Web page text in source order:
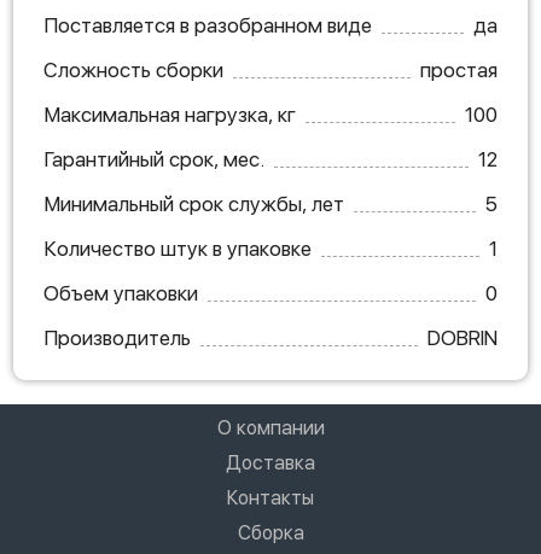
Поставляется в разобранном виде
да
Сложность сборки
простая
Максимальная нагрузка, кг
100
Гарантийный срок, мес.
12
Минимальный срок службы, лет
5
Количество штук в упаковке
1
Объем упаковки
0
Производитель
DOBRIN
О компании
Доставка
Контакты
Сборка